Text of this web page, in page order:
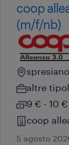
coop
(m/f/nb)
altre
9 € - 10
coop
5 agosto